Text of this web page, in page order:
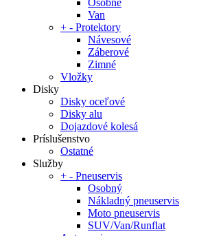
Osobné
Van
+ - Protektory
Návesové
Záberové
Zimné
Vložky
Disky
Disky oceľové
Disky alu
Dojazdové kolesá
Príslušenstvo
Ostatné
Služby
+ - Pneuservis
Osobný
Nákladný pneuservis
Moto pneuservis
SUV/Van/Runflat